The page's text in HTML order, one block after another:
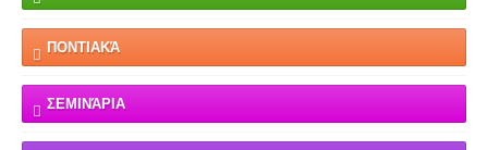
ΠΟΝΤΙΑΚΆ
ΣΕΜΙΝΆΡΙΑ